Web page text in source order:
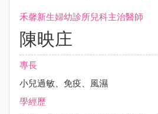
禾馨新生婦幼診所兒科主治醫師
陳映庄
專長
小兒過敏、免疫、風濕
學經歷